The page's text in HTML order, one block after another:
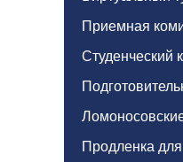
Приемная
Студенческий
Продленка